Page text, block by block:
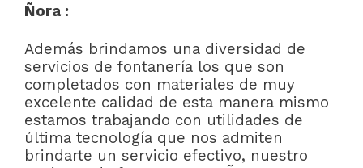
Ñora :
Además brindamos una diversidad de
servicios de fontanería los que son
completados con materiales de muy
excelente calidad de esta manera mismo
estamos trabajando con utilidades de
última tecnología que nos admiten
brindarte un servicio efectivo, nuestro